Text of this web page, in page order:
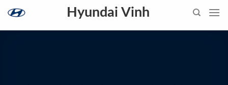
content
Hyundai Vinh